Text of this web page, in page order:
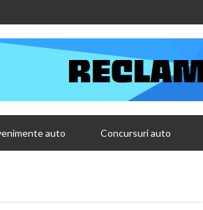
auto Concursuri auto